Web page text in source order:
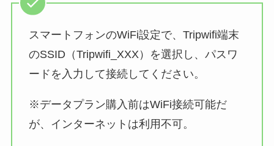
スマートフォンのWiFi設定で、Tripwifi端末
のSSID（Tripwifi_XXX）を選択し、パスワ
ードを入力して接続してください。
※データプラン購入前はWiFi接続可能だ
が、インターネットは利用不可。